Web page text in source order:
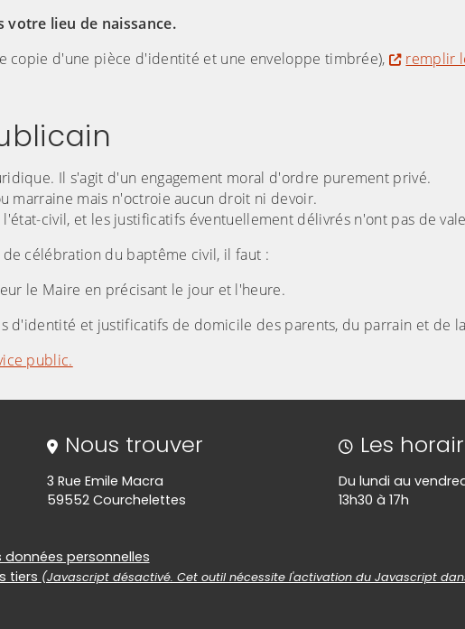
lieu de naissance.
copie d'une pièce d'identité et une enveloppe timbrée),
remplir
Il s'agit d'un engagement moral d'ordre purement privé.
marraine mais n'octroie aucun droit ni devoir.
civil, et les justificatifs éventuellement délivrés n'ont pas de
célébration du baptême civil, il faut :
le Maire en précisant le jour et l'heure.
d'identité et justificatifs de domicile des parents, du parrain et de
public.
Nous trouver
3 Rue Emile Macra
59552 Courchelettes
Les
Du lundi au
13h30 à 17h
personnelles
tiers (Javascript désactivé. Cet outil nécessite l'activation du Javascript